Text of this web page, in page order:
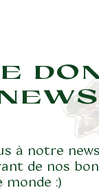
à notre
de nos
:)